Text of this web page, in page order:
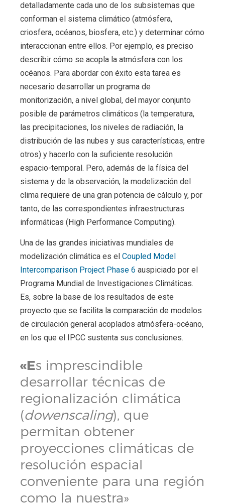
detalladamente cada uno de los subsistemas que
conforman el sistema climático (atmósfera,
criosfera, océanos, biosfera, etc.) y determinar cómo
interaccionan entre ellos. Por ejemplo, es preciso
describir cómo se acopla la atmósfera con los
océanos. Para abordar con éxito esta tarea es
necesario desarrollar un programa de
monitorización, a nivel global, del mayor conjunto
posible de parámetros climáticos (la temperatura,
las precipitaciones, los niveles de radiación, la
distribución de las nubes y sus características, entre
otros) y hacerlo con la suficiente resolución
espacio-temporal. Pero, además de la física del
sistema y de la observación, la modelización del
clima requiere de una gran potencia de cálculo y, por
tanto, de las correspondientes infraestructuras
informáticas (High Performance Computing).
Una de las grandes iniciativas mundiales de
modelización climática es el Coupled Model
Intercomparison Project Phase 6 auspiciado por el
Programa Mundial de Investigaciones Climáticas.
Es, sobre la base de los resultados de este
proyecto que se facilita la comparación de modelos
de circulación general acoplados atmósfera-océano,
en los que el IPCC sustenta sus conclusiones.
«Es imprescindible
desarrollar técnicas de
regionalización climática
(dowenscaling), que
permitan obtener
proyecciones climáticas de
resolución espacial
conveniente para una región
como la nuestra»